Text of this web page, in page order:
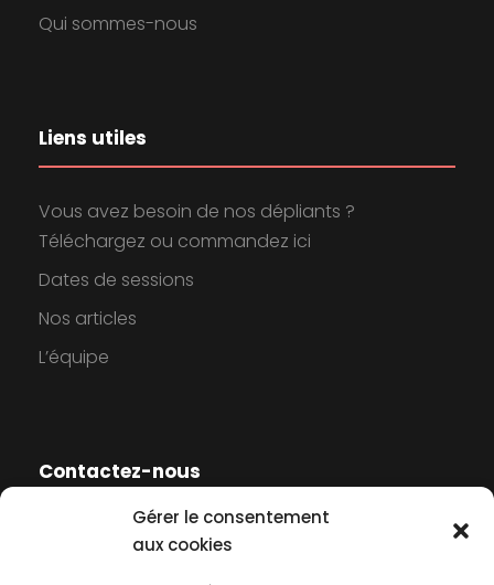
Gérer le consentement
aux cookies
Qui sommes-nous
Liens utiles
Vous avez besoin de nos dépliants ?
Téléchargez ou commandez ici
Dates de sessions
Nos articles
L’équipe
Contactez-nous
Contactez-nous